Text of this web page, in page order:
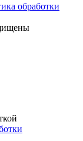
обработки